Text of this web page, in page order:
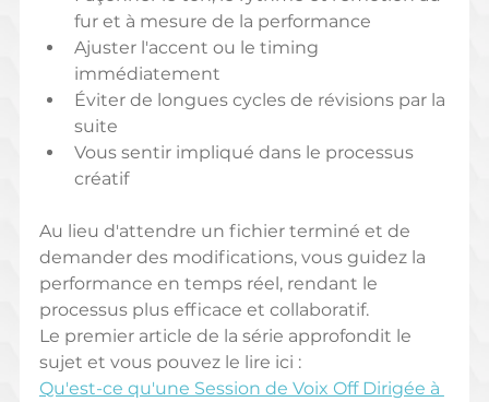
fur et à mesure de la performance
Ajuster l'accent ou le timing
immédiatement
Éviter de longues cycles de révisions par la
suite
Vous sentir impliqué dans le processus
créatif
Au lieu d'attendre un fichier terminé et de
demander des modifications, vous guidez la
performance en temps réel, rendant le
processus plus efficace et collaboratif.
Le premier article de la série approfondit le
sujet et vous pouvez le lire ici :
Qu'est-ce qu'une Session de Voix Off Dirigée à